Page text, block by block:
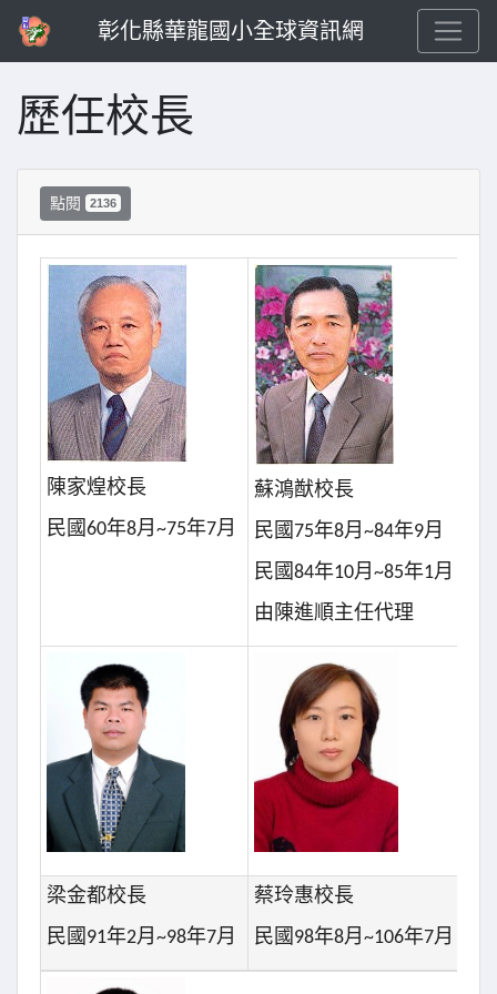
彰化縣華龍國小全球資訊網
歷任校長
點閱 2136
陳家煌校長
民國60年8月~75年7月
蘇鴻猷校長
民國75年8月~84年9月
民國84年10月~85年1月
由陳進順主任代理
梁金都校長
民國91年2月~98年7月
蔡玲惠校長
民國98年8月~106年7月